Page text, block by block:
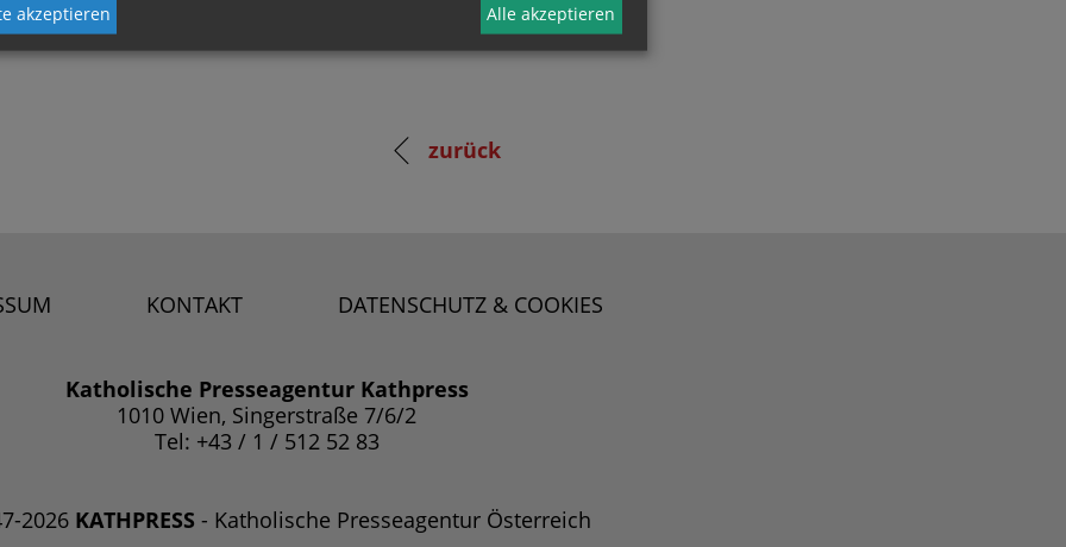
zurück
KONTAKT DATENSCHUTZ & COOKIES
Katholische Presseagentur Kathpress
1010 Wien, Singerstraße 7/6/2
Tel: +43 / 1 / 512 52 83
2026 KATHPRESS - Katholische Presseagentur Österreich
akzeptieren Alle akzeptieren